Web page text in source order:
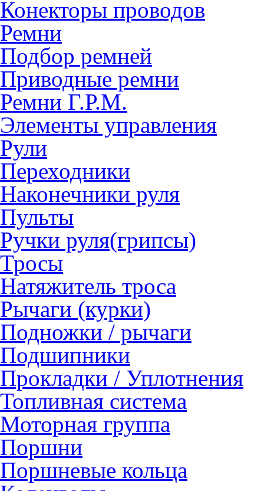
Конекторы проводов
Ремни
Подбор ремней
Приводные ремни
Ремни Г.Р.М.
Элементы управления
Рули
Переходники
Наконечники руля
Пульты
Ручки руля(грипсы)
Тросы
Натяжитель троса
Рычаги (курки)
Подножки / рычаги
Подшипники
Прокладки / Уплотнения
Топливная система
Моторная группа
Поршни
Поршневые кольца